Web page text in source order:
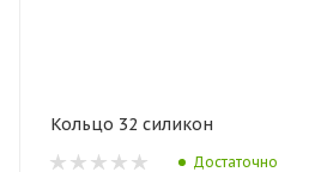
Кольцо 32 силикон
Достаточно